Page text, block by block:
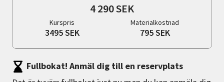
4 290 SEK
Kurspris
3495 SEK
Materialkostnad
795 SEK
Fullbokat! Anmäl dig till en reservplats